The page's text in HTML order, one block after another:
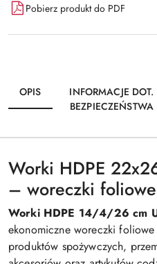
Pobierz produkt do PDF
OPIS
INFORMACJE DOT.
BEZPIECZEŃSTWA
Worki HDPE
– woreczki
Worki HDPE 14/4/26 cm
ekonomiczne woreczki
produktów spożywczych,